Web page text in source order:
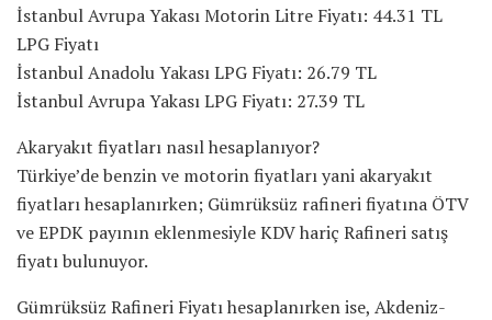
İstanbul Avrupa Yakası Motorin Litre Fiyatı: 44.31 TL
LPG Fiyatı
İstanbul Anadolu Yakası LPG Fiyatı: 26.79 TL
İstanbul Avrupa Yakası LPG Fiyatı: 27.39 TL
Akaryakıt fiyatları nasıl hesaplanıyor?
Türkiye’de benzin ve motorin fiyatları yani akaryakıt
fiyatları hesaplanırken; Gümrüksüz rafineri fiyatına ÖTV
ve EPDK payının eklenmesiyle KDV hariç Rafineri satış
fiyatı bulunuyor.
Gümrüksüz Rafineri Fiyatı hesaplanırken ise, Akdeniz-